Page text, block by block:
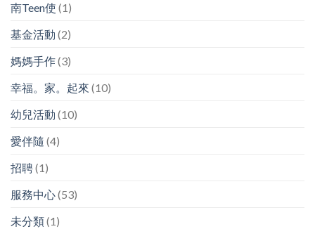
南Teen使 (1)
基金活動 (2)
媽媽手作(3)
幸福。家。起來 (10)
幼兒活動 (10)
愛伴隨 (4)
招聘(1)
服務中心(53)
未分類(1)